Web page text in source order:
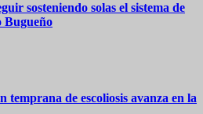
sosteniendo solas el sistema de
Bugueño
temprana de escoliosis avanza en la